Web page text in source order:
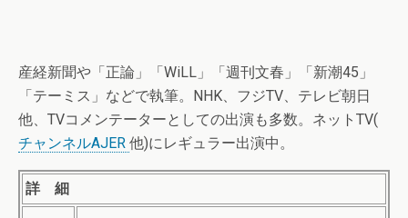
産経新聞や「正論」「WiLL」「週刊文春」「新潮45」
「テーミス」などで執筆。NHK、フジTV、テレビ朝日
他、TVコメンテーターとしての出演も多数。ネットTV(
チャンネルAJER 他)にレギュラー出演中。
詳 細